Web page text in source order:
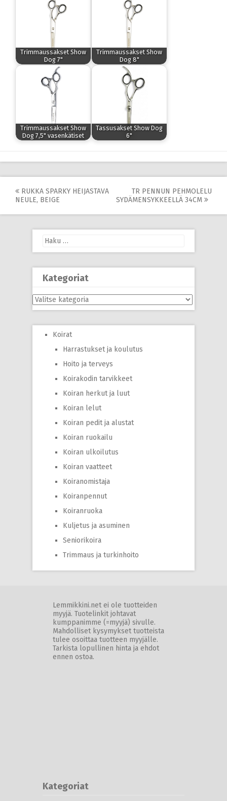
Trimmaussakset Show
Dog 7"
Trimmaussakset Show
Dog 8"
Trimmaussakset Show
Dog 7,5" vasenkätiset
Tassusakset Show Dog
6"
Post
navigation
RUKKA SPARKY HEIJASTAVA
NEULE, BEIGE
TR PENNUN PEHMOLELU
SYDÄMENSYKKEELLÄ 34CM
Haku:
Kategoriat
Kategoriat
Koirat
Harrastukset ja koulutus
Hoito ja terveys
Koirakodin tarvikkeet
Koiran herkut ja luut
Koiran lelut
Koiran pedit ja alustat
Koiran ruokailu
Koiran ulkoilutus
Koiran vaatteet
Koiranomistaja
Koiranpennut
Koiranruoka
Kuljetus ja asuminen
Seniorikoira
Trimmaus ja turkinhoito
Lemmikkini.net ei ole tuotteiden
myyjä. Tuotelinkit johtavat
kumppanimme (=myyjä) sivulle.
Mahdolliset kysymykset tuotteista
tulee osoittaa tuotteen myyjälle.
Tarkista lopullinen hinta ja ehdot
ennen ostoa.
Kategoriat